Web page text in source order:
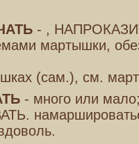
- ,
мартышки,
(сам.), см.
- много или